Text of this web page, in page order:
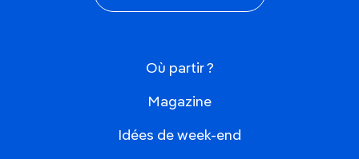
Où partir ?
Magazine
Idées de week-end